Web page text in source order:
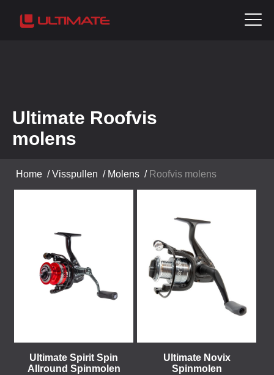
Ultimate Roofvis
molens
Home /Visspullen / Molens / Roofvis molens
Ultimate Spirit Spin
Allround Spinmolen
Ultimate Novix
Spinmolen